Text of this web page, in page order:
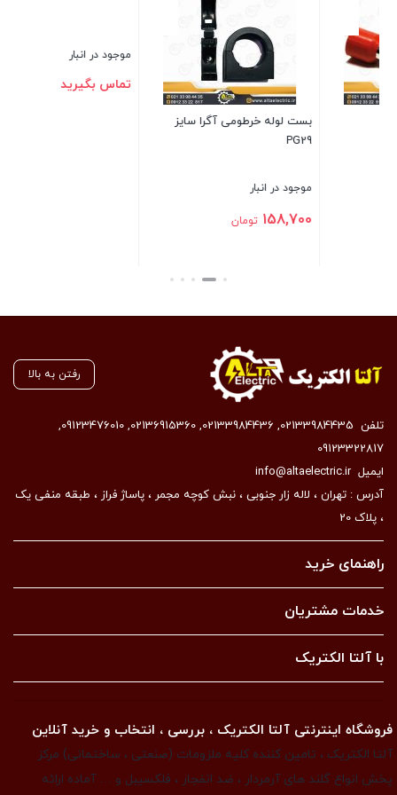
بست لوله خرطومی آگرا سایز
موجود در انبار
تومان
کابل افشان 5 در 2.5 نوید
بستن
رفتن به بالا
تلفن 02133984435
,
02133984436
,
02136915360
,
09123476010
,
09123322817
ایمیلinfo@altaelectric.ir
آدرس : تهران ، لاله زار جنوبی ، نبش کوچه مجمر ، پاساژ فراز ، طبقه منفی یک
، پلاک 20
راهنمای خرید
خدمات مشتریان
با آلتا الکتریک
فروشگاه اینترنتی آلتا الکتریک ، بررسی ، انتخاب و خرید آنلاین
آلتا الکتریک ، تامین کننده کلیه ملزومات (صنعتی ، ساختمانی) مرکز
پخش انواع گلند های آرمردار ، ضد انفجار ، فلکسیبل و … آماده ارائه